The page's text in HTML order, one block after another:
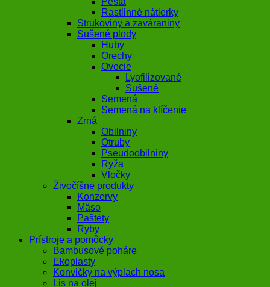
Rastlinné nátierky
Strukoviny a zaváraniny
Sušené plody
Huby
Orechy
Ovocie
Lyofilizované
Sušené
Semená
Semená na klíčenie
Zrná
Obilniny
Otruby
Pseudoobilniny
Ryža
Vločky
Živočíšne produkty
Konzervy
Mäso
Paštéty
Ryby
Prístroje a pomôcky
Bambusové poháre
Ekoplasty
Konvičky na výplach nosa
Lis na olej